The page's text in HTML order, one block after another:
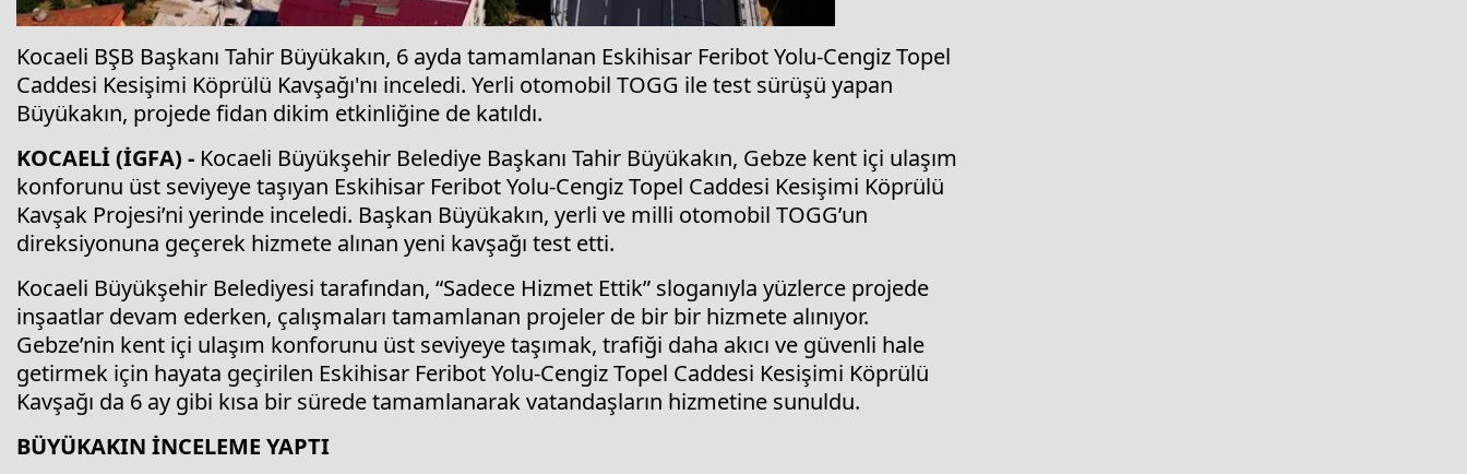
Kocaeli BŞB Başkanı Tahir Büyükakın, 6 ayda tamamlanan Eskihisar Feribot Yolu-Cengiz Topel
Caddesi Kesişimi Köprülü Kavşağı'nı inceledi. Yerli otomobil TOGG ile test sürüşü yapan
Büyükakın, projede fidan dikim etkinliğine de katıldı.
KOCAELİ (İGFA) - Kocaeli Büyükşehir Belediye Başkanı Tahir Büyükakın, Gebze kent içi ulaşım
konforunu üst seviyeye taşıyan Eskihisar Feribot Yolu-Cengiz Topel Caddesi Kesişimi Köprülü
Kavşak Projesi’ni yerinde inceledi. Başkan Büyükakın, yerli ve milli otomobil TOGG’un
direksiyonuna geçerek hizmete alınan yeni kavşağı test etti.
Kocaeli Büyükşehir Belediyesi tarafından, “Sadece Hizmet Ettik” sloganıyla yüzlerce projede
inşaatlar devam ederken, çalışmaları tamamlanan projeler de bir bir hizmete alınıyor.
Gebze’nin kent içi ulaşım konforunu üst seviyeye taşımak, trafiği daha akıcı ve güvenli hale
getirmek için hayata geçirilen Eskihisar Feribot Yolu-Cengiz Topel Caddesi Kesişimi Köprülü
Kavşağı da 6 ay gibi kısa bir sürede tamamlanarak vatandaşların hizmetine sunuldu.
BÜYÜKAKIN İNCELEME YAPTI